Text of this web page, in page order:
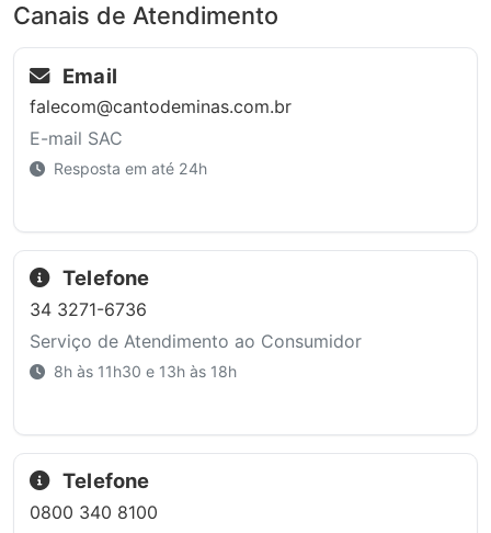
Canais de Atendimento
Email
falecom@cantodeminas.com.br
E-mail SAC
Resposta em até 24h
Telefone
34 3271-6736
Serviço de Atendimento ao Consumidor
8h às 11h30 e 13h às 18h
Telefone
0800 340 8100